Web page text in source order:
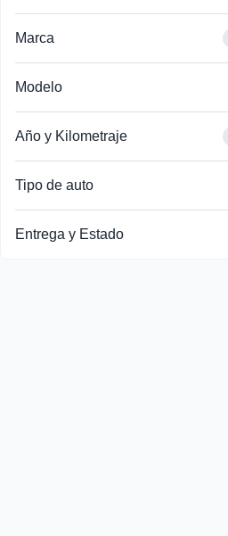
Marca
Modelo
Año y Kilometraje
Tipo de auto
Entrega y Estado